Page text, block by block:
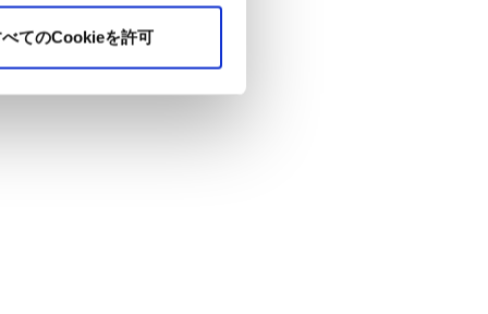
てのCookieを許可